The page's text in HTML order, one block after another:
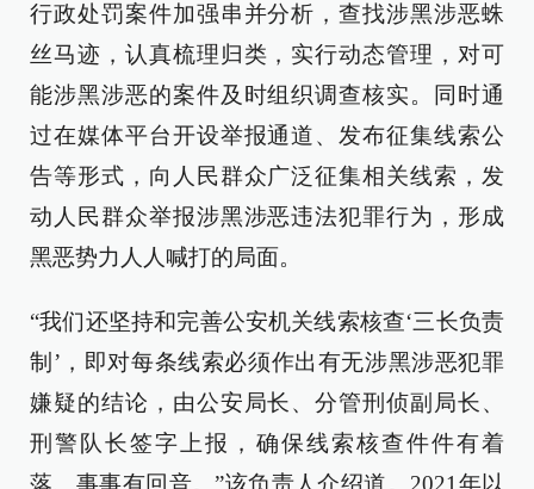
行政处罚案件加强串并分析，查找涉黑涉恶蛛
丝马迹，认真梳理归类，实行动态管理，对可
能涉黑涉恶的案件及时组织调查核实。同时通
过在媒体平台开设举报通道、发布征集线索公
告等形式，向人民群众广泛征集相关线索，发
动人民群众举报涉黑涉恶违法犯罪行为，形成
黑恶势力人人喊打的局面。
“我们还坚持和完善公安机关线索核查‘三长负责
制’，即对每条线索必须作出有无涉黑涉恶犯罪
嫌疑的结论，由公安局长、分管刑侦副局长、
刑警队长签字上报，确保线索核查件件有着
落、事事有回音。”该负责人介绍道。2021年以